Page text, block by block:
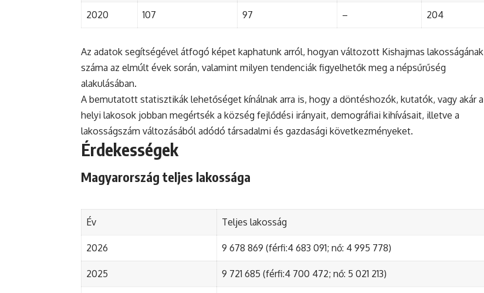
2020 107 97 – 204
Az adatok segítségével átfogó képet kaphatunk arról, hogyan változott Kishajmas lakosságának
száma az elmúlt évek során, valamint milyen tendenciák figyelhetők meg a népsűrűség
alakulásában.
A bemutatott statisztikák lehetőséget kínálnak arra is, hogy a döntéshozók, kutatók, vagy akár a
helyi lakosok jobban megértsék a község fejlődési irányait, demográfiai kihívásait, illetve a
lakosságszám változásából adódó társadalmi és gazdasági következményeket.
Érdekességek
Magyarország teljes lakossága
Év Teljes lakosság
2026 9 678 869 (férfi:4 683 091; nő: 4 995 778)
2025 9 721 685 (férfi:4 700 472; nő: 5 021 213)